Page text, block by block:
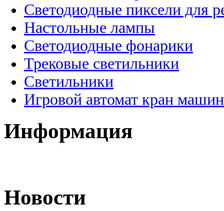
Светодиодные пиксели для
Настольные лампы
Светодиодные фонарики
Трековые светильники
Светильники
Игровой автомат кран
Информация
Новости